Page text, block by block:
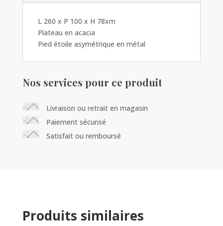
L 260 x P 100 x H 78xm
Plateau en acacia
Pied étoile asymétrique en métal
Nos services pour ce produit
Livraison ou retrait en magasin
Paiement sécurisé
Satisfait ou remboursé
Produits similaires